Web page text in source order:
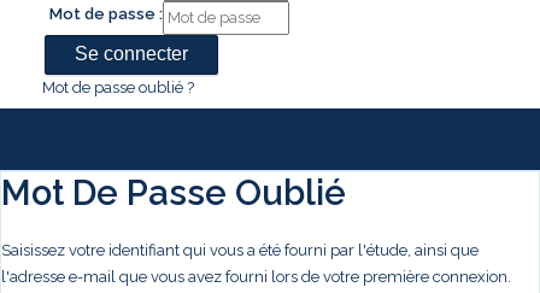
Mot de passe :
Mot de passe oublié ?
Mot De Passe Oublié
Saisissez votre identifiant qui vous a été fourni par l'étude, ainsi que
l'adresse e-mail que vous avez fourni lors de votre première connexion.